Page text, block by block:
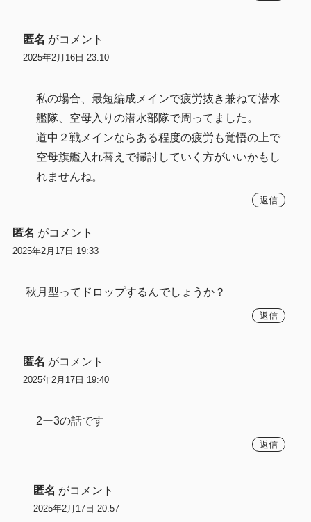
匿名 がコメント
2025年2月16日 23:10
私の場合、最短編成メインで疲労抜き兼ねて潜水
艦隊、空母入りの潜水部隊で周ってました。
道中２戦メインならある程度の疲労も覚悟の上で
空母旗艦入れ替えで掃討していく方がいいかもし
れませんね。
返信
匿名 がコメント
2025年2月17日 19:33
秋月型ってドロップするんでしょうか？
返信
匿名 がコメント
2025年2月17日 19:40
2ー3の話です
返信
匿名 がコメント
2025年2月17日 20:57